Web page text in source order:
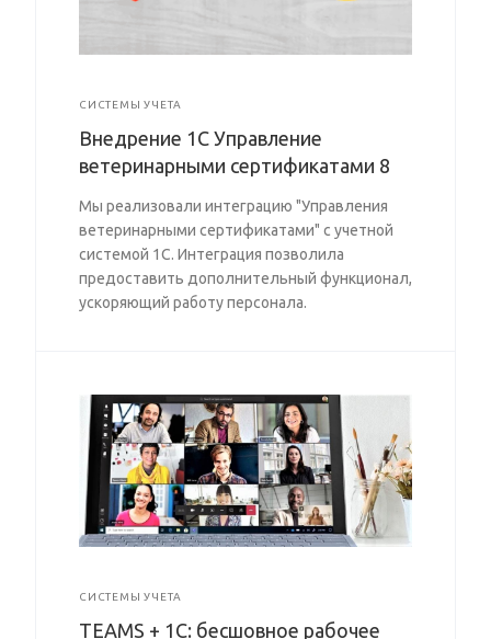
СИСТЕМЫ УЧЕТА
Внедрение 1С Управление
ветеринарными сертификатами 8
Мы реализовали интеграцию "Управления
ветеринарными сертификатами" с учетной
системой 1С. Интеграция позволила
предоставить дополнительный функционал,
ускоряющий работу персонала.
СИСТЕМЫ УЧЕТА
TEAMS + 1C: бесшовное рабочее